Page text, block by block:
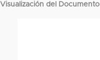
Visualización del Documento